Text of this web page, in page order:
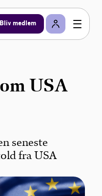
Bliv medlem
USA
seneste
fra USA